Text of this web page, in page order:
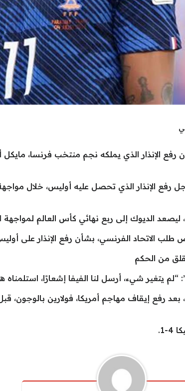
رفع الإنذار الذي يملكه نجم منتخب فرنسا،
رفع الإنذار الذي تحصل عليه أوليس، خلال
الديوك إلى ربع نهائي كأس العالم لمواجهة
الاتحاد الفرنسي، بشأن رفع الإنذار على
من الحكم
يتغير شيء، أرسل لنا الفيفا إشعارًا، استلمناه
1.